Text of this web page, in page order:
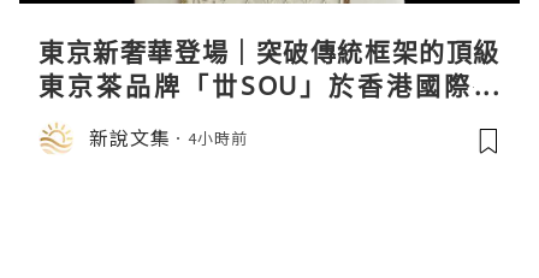
東京新奢華登場｜突破傳統框架的頂級
東京茶品牌「丗SOU」於香港國際茶
展首度亮相
新說文集 4小時前